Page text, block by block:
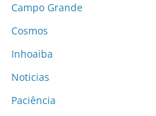
Campo Grande
Cosmos
Inhoaiba
Noticias
Paciência